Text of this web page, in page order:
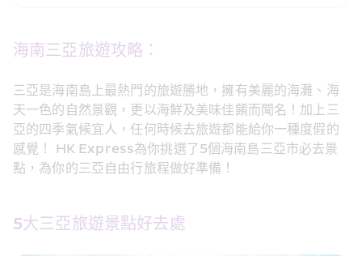
海南三亞旅遊攻略：
三亞是海南島上最熱門的旅遊勝地，擁有美麗的海灘、海
天一色的自然景觀，更以海鮮及美味佳餚而聞名！加上三
亞的四季氣候宜人，任何時候去旅遊都能給你一種度假的
感覺！ HK Express為你挑選了5個海南島三亞市必去景
點，為你的三亞自由行旅程做好準備！
5大三亞旅遊景點好去處